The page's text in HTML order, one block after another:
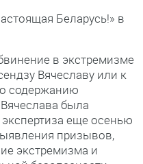
Беларусь!» в
в экстремизме
Вячеславу или к
содержанию
была
еще осенью
призывов,
экстремизма и